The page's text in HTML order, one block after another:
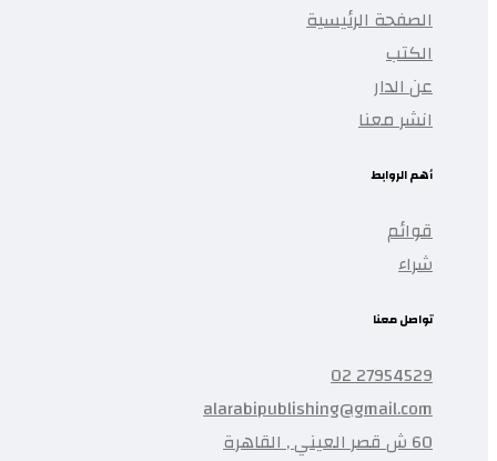
الصفحة الرئيسية
الكتب
عن الدار
انشر معنا
أهم الروابط
قوائم
شراء
تواصل معنا
27954529 02
alarabipublishing@gmail.com
60 ش قصر العيني , القاهرة